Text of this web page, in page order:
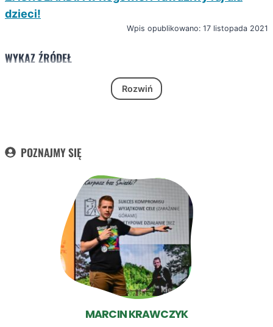
dzieci!
Wpis opublikowano: 17 listopada 2021
WYKAZ ŹRÓDEŁ
Rozwiń
POZNAJMY SIĘ
MARCIN KRAWCZYK